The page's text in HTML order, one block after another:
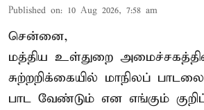
Published on: 10 Aug 2026, 7:58 am
சென்னை,
மத்திய உள்துறை
சுற்றறிக்கையில் மாநிலப்
பாட வேண்டும் என எங்கும்